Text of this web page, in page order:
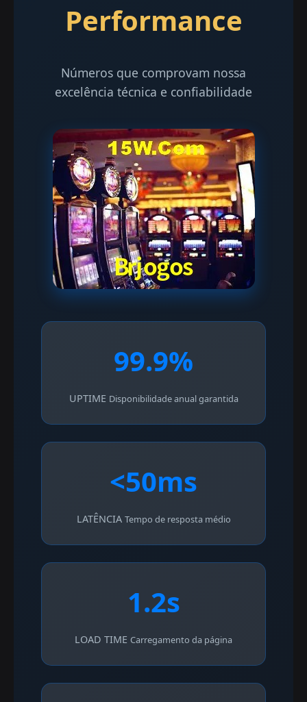
Performance
Números que comprovam nossa
excelência técnica e confiabilidade
99.9%
UPTIME Disponibilidade anual garantida
<50ms
LATÊNCIA Tempo de resposta médio
1.2s
LOAD TIME Carregamento da página